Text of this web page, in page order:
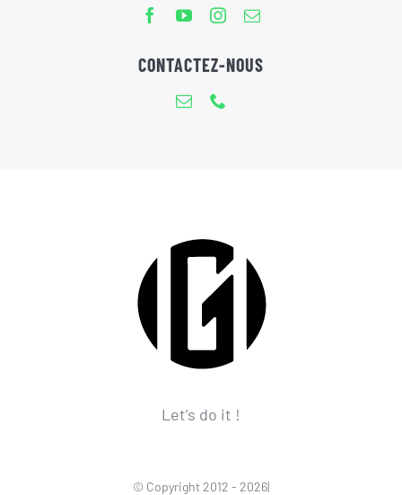
CONTACTEZ-NOUS
Let’s do it !
© Copyright 2012 - 2026|